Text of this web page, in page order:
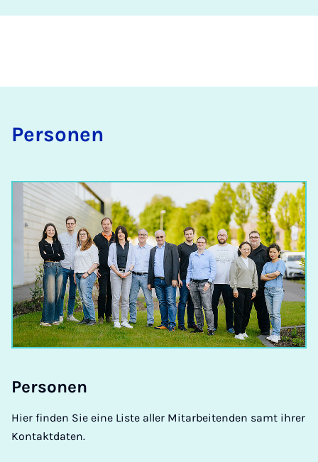
Per­so­nen
Per­so­nen
Hier finden Sie eine Liste aller Mitarbeitenden samt ihrer
Kontaktdaten.